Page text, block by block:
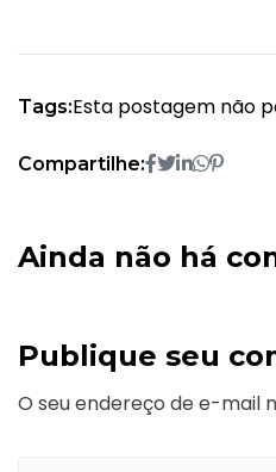
Tags:Esta postagem não
Compartilhe:
Ainda não há
Publique seu
O seu endereço de e-mail